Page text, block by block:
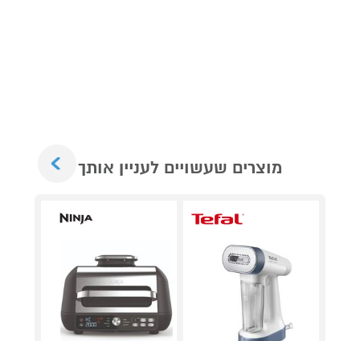
מוצרים שעשויים לעניין אותך